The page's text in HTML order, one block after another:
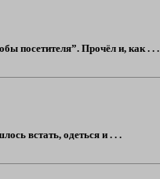
посетителя”. Прочёл и, как . . .
встать, одеться и . . .